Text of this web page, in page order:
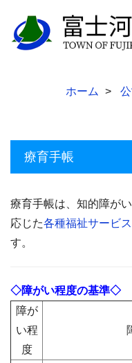
ホーム
療育手帳
療育手帳は、知的障が
応じた各種福祉サービス
す。
◇障がい程度の基準◇
障が
い程
度